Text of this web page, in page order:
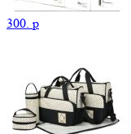
300. p